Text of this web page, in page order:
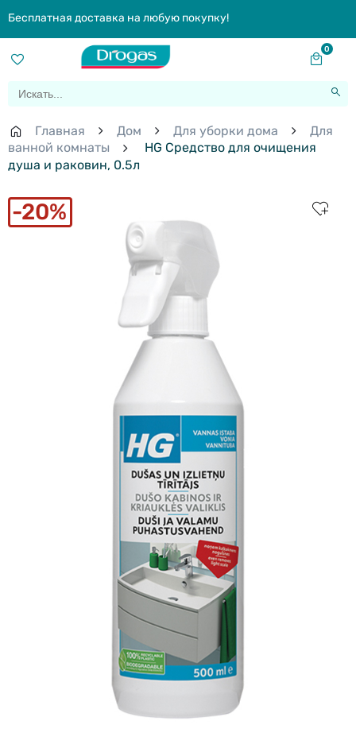
Бесплатная доставка на любую покупку!
0
Главная Дом Для уборки дома
Для
ванной комнаты
HG Cредство для очищения
душа и раковин, 0.5л
20%